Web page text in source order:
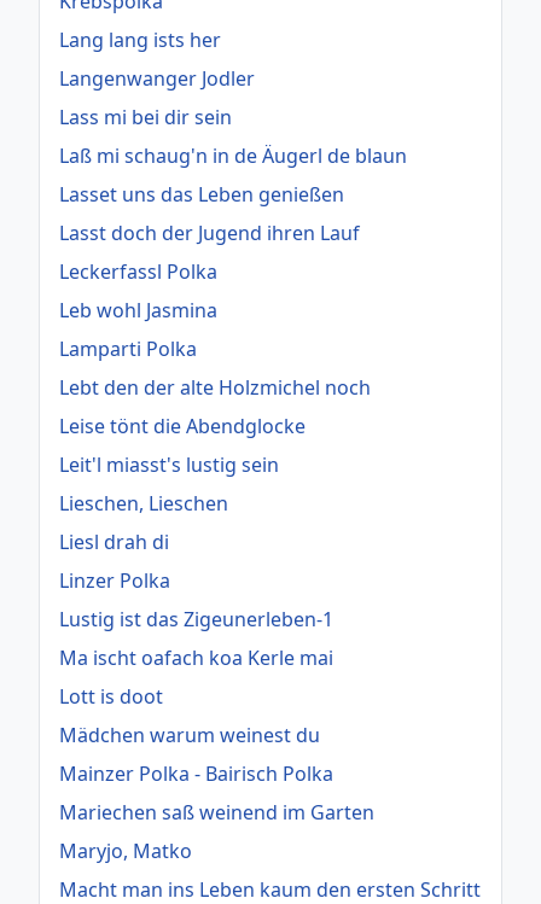
Lang lang ists her
Langenwanger Jodler
Lass mi bei dir sein
Laß mi schaug'n in de Äugerl de blaun
Lasset uns das Leben genießen
Lasst doch der Jugend ihren Lauf
Leckerfassl Polka
Leb wohl Jasmina
Lamparti Polka
Lebt den der alte Holzmichel noch
Leise tönt die Abendglocke
Leit'l miasst's lustig sein
Lieschen, Lieschen
Liesl drah di
Linzer Polka
Lustig ist das Zigeunerleben-1
Ma ischt oafach koa Kerle mai
Lott is doot
Mädchen warum weinest du
Mainzer Polka - Bairisch Polka
Mariechen saß weinend im Garten
Maryjo, Matko
Macht man ins Leben kaum den ersten Schritt